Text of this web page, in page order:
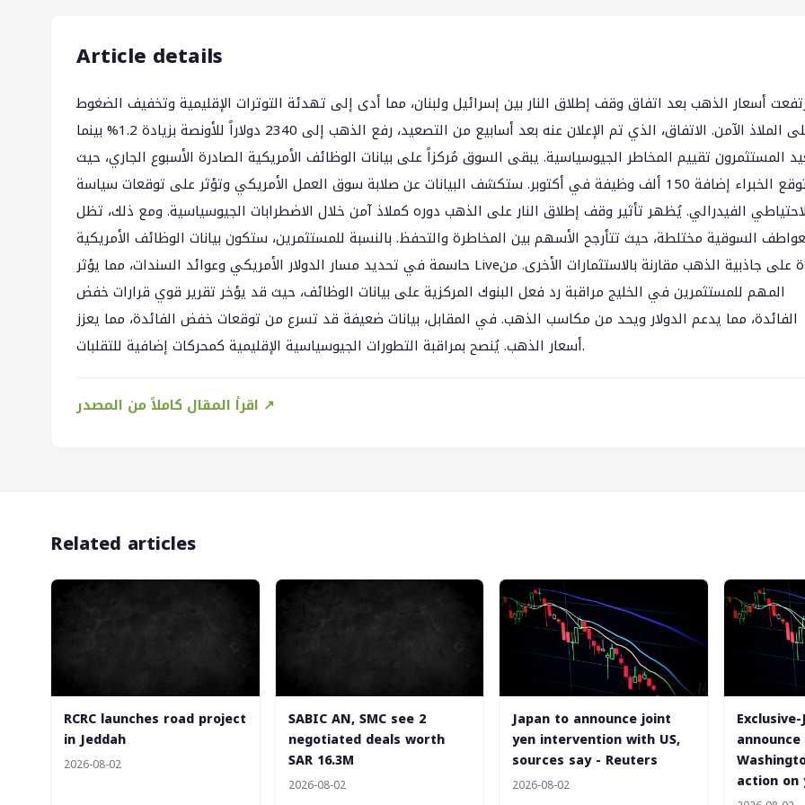
Article details
أسعار الذهب بعد اتفاق وقف إطلاق النار بين إسرائيل ولبنان، مما أدى إلى تهدئة التوترات الإقليمية وتخفيف الضغوط
على الملاذ الآمن. الاتفاق، الذي تم الإعلان عنه بعد أسابيع من التصعيد، رفع الذهب إلى 2340 دولاراً للأونصة بزيادة 1.2% بينما
المستثمرون تقييم المخاطر الجيوسياسية. يبقى السوق مُركزاً على بيانات الوظائف الأمريكية الصادرة الأسبوع الجاري، حيث
يتوقع الخبراء إضافة 150 ألف وظيفة في أكتوبر. ستكشف البيانات عن صلابة سوق العمل الأمريكي وتؤثر على توقعات سياسة
الفيدرالي. يُظهر تأثير وقف إطلاق النار على الذهب دوره كملاذ آمن خلال الاضطرابات الجيوسياسية. ومع ذلك، تظل
السوقية مختلطة، حيث تتأرجح الأسهم بين المخاطرة والتحفظ. بالنسبة للمستثمرين، ستكون بيانات الوظائف الأمريكية
حاسمة في تحديد مسار الدولار الأمريكي وعوائد السندات، مما يؤثر Liveة على جاذبية الذهب مقارنة بالاستثمارات الأخرى. من
المهم للمستثمرين في الخليج مراقبة رد فعل البنوك المركزية على بيانات الوظائف، حيث قد يؤخر تقرير قوي قرارات خفض
الفائدة، مما يدعم الدولار ويحد من مكاسب الذهب. في المقابل، بيانات ضعيفة قد تسرع من توقعات خفض الفائدة، مما يعزز
أسعار الذهب. يُنصح بمراقبة التطورات الجيوسياسية الإقليمية كمحركات إضافية للتقلبات.
اقرأ المقال كاملاً من المصدر ↗
Related articles
‎RCRC launches road project
in Jeddah
2026-08-02
‎SABIC AN, SMC see 2
negotiated deals worth
SAR 16.3M
2026-08-02
Japan to announce joint
yen intervention with US,
sources say - Reuters
2026-08-02
action on